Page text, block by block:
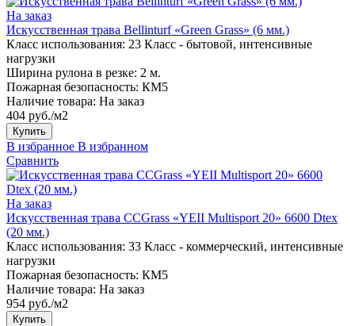
На заказ
Искусственная трава Bellinturf «Green Grass» (6 мм.)
Класс использования: 23 Класс - бытовой, интенсивные
нагрузки
Ширина рулона в резке: 2 м.
Пожарная безопасность: КМ5
Наличие товара: На заказ
404 руб./м2
Купить
В избранное В избранном
Сравнить
На заказ
Искусственная трава CCGrass «YEII Multisport 20» 6600 Dtex
(20 мм.)
Класс использования: 33 Класс - коммерческий, интенсивные
нагрузки
Пожарная безопасность: КМ5
Наличие товара: На заказ
954 руб./м2
Купить